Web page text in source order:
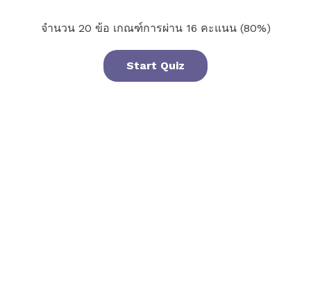
จำนวน 20 ข้อ เกณฑ์การผ่าน 16 คะแนน (80%)